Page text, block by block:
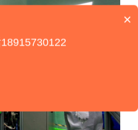
你们是怎么收费的呢？
×